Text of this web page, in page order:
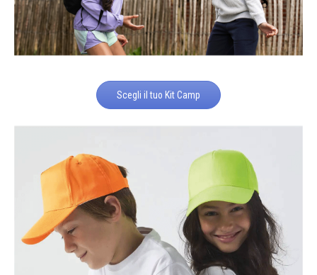
Scegli il tuo Kit Camp